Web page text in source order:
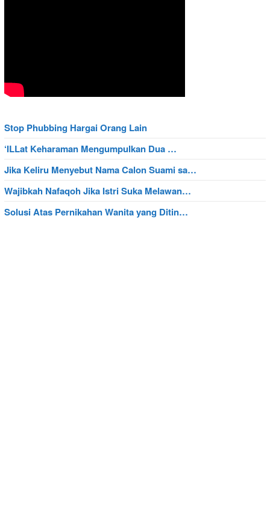
Stop Phubbing Hargai Orang Lain
‘ILLat Keharaman Mengumpulkan Dua …
Jika Keliru Menyebut Nama Calon Suami sa…
Wajibkah Nafaqoh Jika Istri Suka Melawan…
Solusi Atas Pernikahan Wanita yang Ditin…